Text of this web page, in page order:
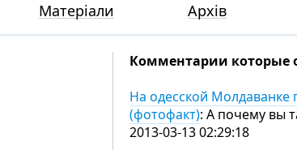
Матеріали Архів
Комментарии которые
На одесской Молдаванке
(фотофакт): А почему вы
2013-03-13 02:29:18